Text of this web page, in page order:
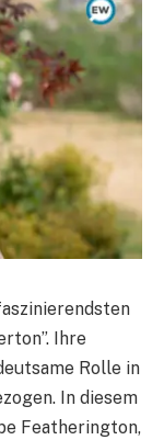
Ihre
Rolle in
In diesem
Featherington,